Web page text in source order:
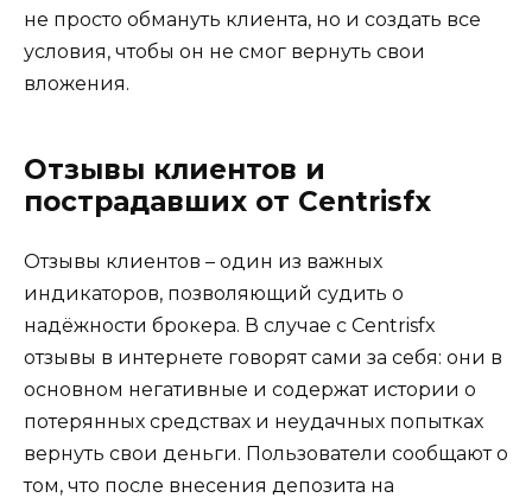
не просто обмануть клиента, но и создать все
условия, чтобы он не смог вернуть свои
вложения.
Отзывы клиентов и
пострадавших от Centrisfx
Отзывы клиентов – один из важных
индикаторов, позволяющий судить о
надёжности брокера. В случае с Centrisfx
отзывы в интернете говорят сами за себя: они в
основном негативные и содержат истории о
потерянных средствах и неудачных попытках
вернуть свои деньги. Пользователи сообщают о
том, что после внесения депозита на